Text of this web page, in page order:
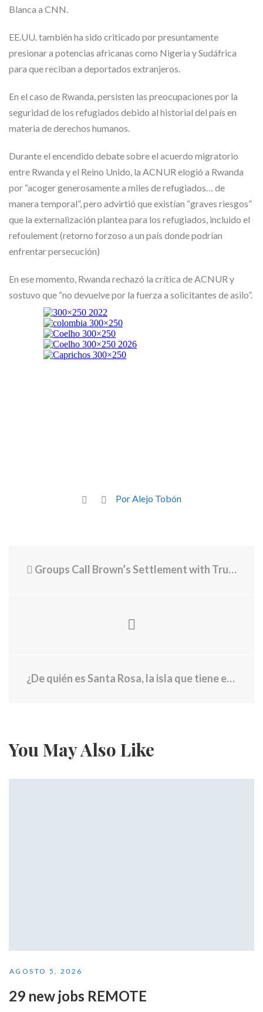
Blanca a CNN.
EE.UU. también ha sido criticado por presuntamente
presionar a potencias africanas como Nigeria y Sudáfrica
para que reciban a deportados extranjeros.
En el caso de Rwanda, persisten las preocupaciones por la
seguridad de los refugiados debido al historial del país en
materia de derechos humanos.
Durante el encendido debate sobre el acuerdo migratorio
entre Rwanda y el Reino Unido, la ACNUR elogió a Rwanda
por “acoger generosamente a miles de refugiados… de
manera temporal”, pero advirtió que existían “graves riesgos”
que la externalización plantea para los refugiados, incluido el
refoulement (retorno forzoso a un país donde podrían
enfrentar persecución)
En ese momento, Rwanda rechazó la crítica de ACNUR y
sostuvo que “no devuelve por la fuerza a solicitantes de asilo”.
Por Alejo Tobón
Groups Call Brown’s Settlement with Trump Administration “Profoundly Disturbing”
¿De quién es Santa Rosa, la isla que tiene en disputa a Petro con Perú? Esto dicen los expertos
You May Also Like
AGOSTO 5, 2026
29 new jobs REMOTE